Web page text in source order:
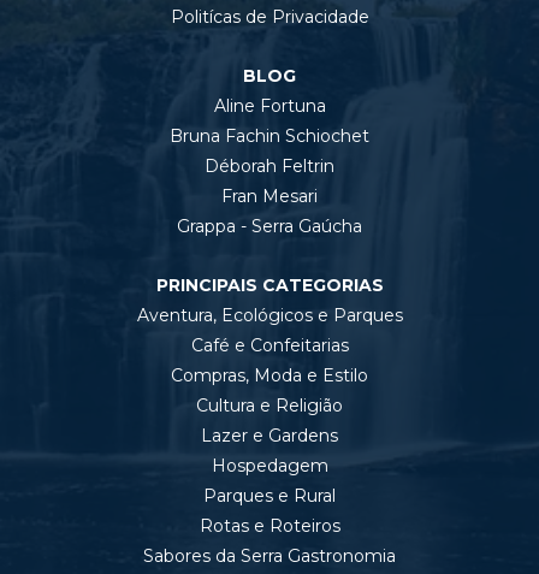
Politícas de Privacidade
BLOG
Aline Fortuna
Bruna Fachin Schiochet
Déborah Feltrin
Fran Mesari
Grappa - Serra Gaúcha
PRINCIPAIS CATEGORIAS
Aventura, Ecológicos e Parques
Café e Confeitarias
Compras, Moda e Estilo
Cultura e Religião
Lazer e Gardens
Hospedagem
Parques e Rural
Rotas e Roteiros
Sabores da Serra Gastronomia